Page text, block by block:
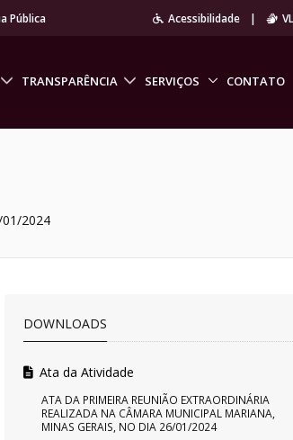
Pública Acessibilidade |
TRANSPARÊNCIA SERVIÇOS CONTATO
01/2024
DOWNLOADS
Ata da Atividade
ATA DA PRIMEIRA REUNIÃO EXTRAORDINÁRIA
REALIZADA NA CÂMARA MUNICIPAL MARIANA,
MINAS GERAIS, NO DIA 26/01/2024